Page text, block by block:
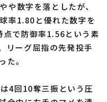
や数字を落としたが、
率1.80と優れた数字を
で防御率1.56という素
リーグ屈指の先発投手
。
4回10奪三振という圧